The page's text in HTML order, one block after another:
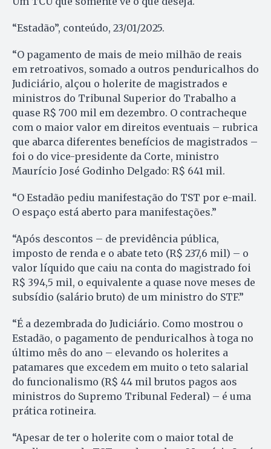
“Estadão”, conteúdo, 23/01/2025.
“O pagamento de mais de meio milhão de reais
em retroativos, somado a outros penduricalhos do
Judiciário, alçou o holerite de magistrados e
ministros do Tribunal Superior do Trabalho a
quase R$ 700 mil em dezembro. O contracheque
com o maior valor em direitos eventuais – rubrica
que abarca diferentes benefícios de magistrados –
foi o do vice-presidente da Corte, ministro
Maurício José Godinho Delgado: R$ 641 mil.
“O Estadão pediu manifestação do TST por e-mail.
O espaço está aberto para manifestações.”
“Após descontos – de previdência pública,
imposto de renda e o abate teto (R$ 237,6 mil) – o
valor líquido que caiu na conta do magistrado foi
R$ 394,5 mil, o equivalente a quase nove meses de
subsídio (salário bruto) de um ministro do STF.”
“É a dezembrada do Judiciário. Como mostrou o
Estadão, o pagamento de penduricalhos à toga no
último mês do ano – elevando os holerites a
patamares que excedem em muito o teto salarial
do funcionalismo (R$ 44 mil brutos pagos aos
ministros do Supremo Tribunal Federal) – é uma
prática rotineira.
“Apesar de ter o holerite com o maior total de